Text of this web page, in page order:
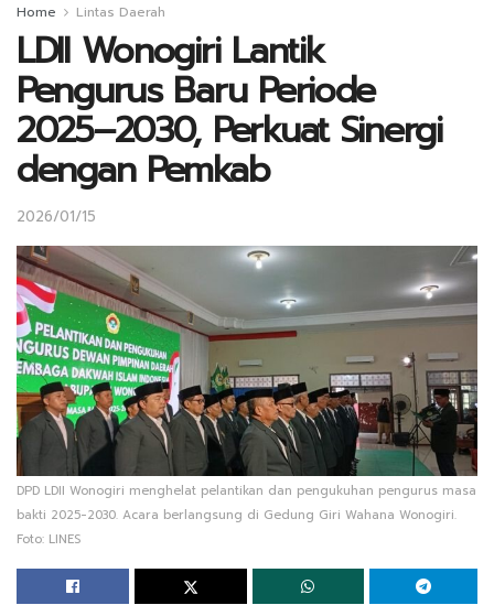
Home Lintas Daerah
LDII Wonogiri Lantik
Pengurus Baru Periode
2025–2030, Perkuat Sinergi
dengan Pemkab
2026/01/15
DPD LDII Wonogiri menghelat pelantikan dan pengukuhan pengurus masa
bakti 2025-2030. Acara berlangsung di Gedung Giri Wahana Wonogiri.
Foto: LINES